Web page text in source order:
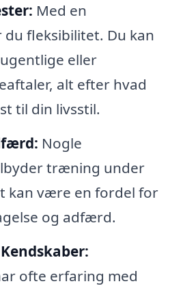
Med en
fleksibilitet. Du kan
eller
alt efter hvad
til din livsstil.
Nogle
træning under
kan være en fordel for
og adfærd.
ofte erfaring med